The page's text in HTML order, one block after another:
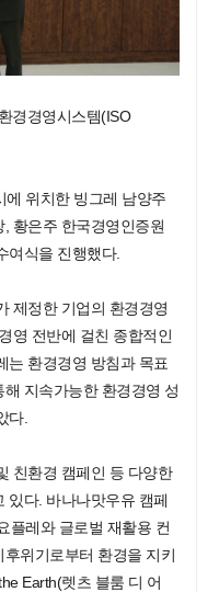
경경영시스템(ISO
에 위치한 빙그레 남양주
황은주 한국경영인증원
여식을 진행했다.
제정한 기업의 환경경영
영 전반에 걸친 종합적인
는 환경경영 방침과 목표
지속가능한 환경경영 성
다.
친환경 캠페인 등 다양한
있다. 바나나맛우유 캠페
플레와 글로벌 재활용 컨
위기로부터 환경을 지키
Earth(렛츠 블룸 디 어